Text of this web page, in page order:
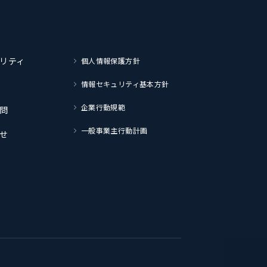
ティ 個人情報保護方針
情報セキュリティ基本方針
企業行動規範
一般事業主行動計画